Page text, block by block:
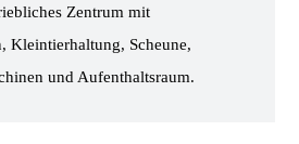
Zentrum mit
Kleintierhaltung, Scheune,
und Aufenthaltsraum.